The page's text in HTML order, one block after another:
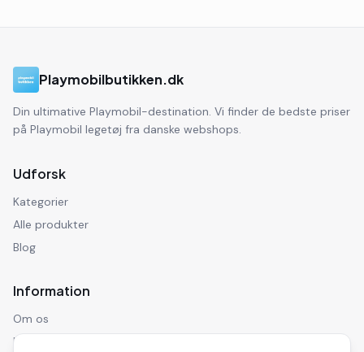
Playmobilbutikken.dk
Din ultimative Playmobil-destination. Vi finder de bedste priser
på Playmobil legetøj fra danske webshops.
Udforsk
Kategorier
Alle produkter
Blog
Information
Om os
Kontakt